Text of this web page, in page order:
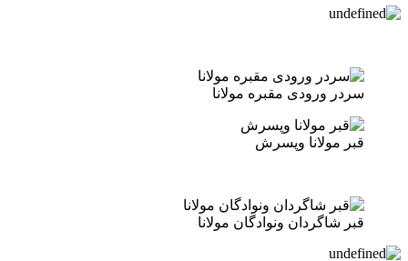
سردر ورودی مقبره مولانا
قبر مولانا وپسرش
قبر شاگردان ونوادگان مولانا